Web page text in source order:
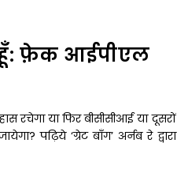
फ़ेक आईपीएल
रचेगा या फिर बीसीसीआई या दूसरों
पढ़िये ‘ग्रेट बाँग’ अर्नब रे द्वारा